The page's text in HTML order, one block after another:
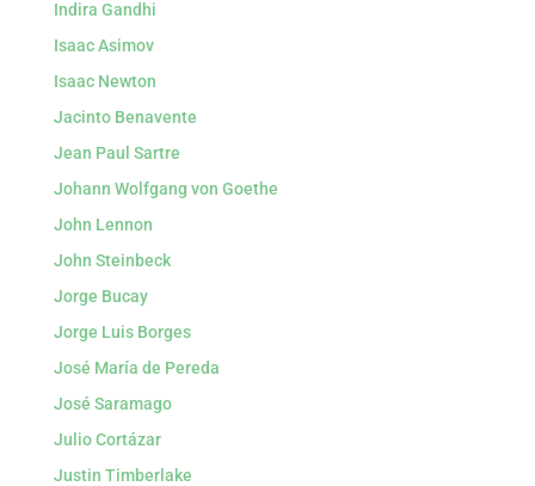
Indira Gandhi
Isaac Asimov
Isaac Newton
Jacinto Benavente
Jean Paul Sartre
Johann Wolfgang von Goethe
John Lennon
John Steinbeck
Jorge Bucay
Jorge Luis Borges
José María de Pereda
José Saramago
Julio Cortázar
Justin Timberlake